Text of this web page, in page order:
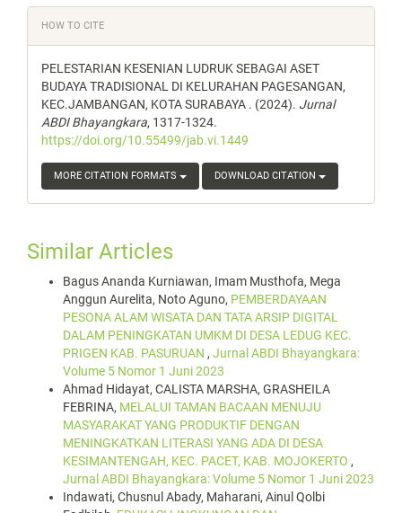
HOW TO CITE
PELESTARIAN KESENIAN LUDRUK SEBAGAI ASET
BUDAYA TRADISIONAL DI KELURAHAN PAGESANGAN,
KEC.JAMBANGAN, KOTA SURABAYA . (2024). Jurnal
ABDI Bhayangkara, 1317-1324.
https://doi.org/10.55499/jab.vi.1449
MORE CITATION FORMATS DOWNLOAD CITATION
Similar Articles
Bagus Ananda Kurniawan, Imam Musthofa, Mega
Anggun Aurelita, Noto Aguno, PEMBERDAYAAN
PESONA ALAM WISATA DAN TATA ARSIP DIGITAL
DALAM PENINGKATAN UMKM DI DESA LEDUG KEC.
PRIGEN KAB. PASURUAN , Jurnal ABDI Bhayangkara:
Volume 5 Nomor 1 Juni 2023
Ahmad Hidayat, CALISTA MARSHA, GRASHEILA
FEBRINA, MELALUI TAMAN BACAAN MENUJU
MASYARAKAT YANG PRODUKTIF DENGAN
MENINGKATKAN LITERASI YANG ADA DI DESA
KESIMANTENGAH, KEC. PACET, KAB. MOJOKERTO ,
Jurnal ABDI Bhayangkara: Volume 5 Nomor 1 Juni 2023
Indawati, Chusnul Abady, Maharani, Ainul Qolbi